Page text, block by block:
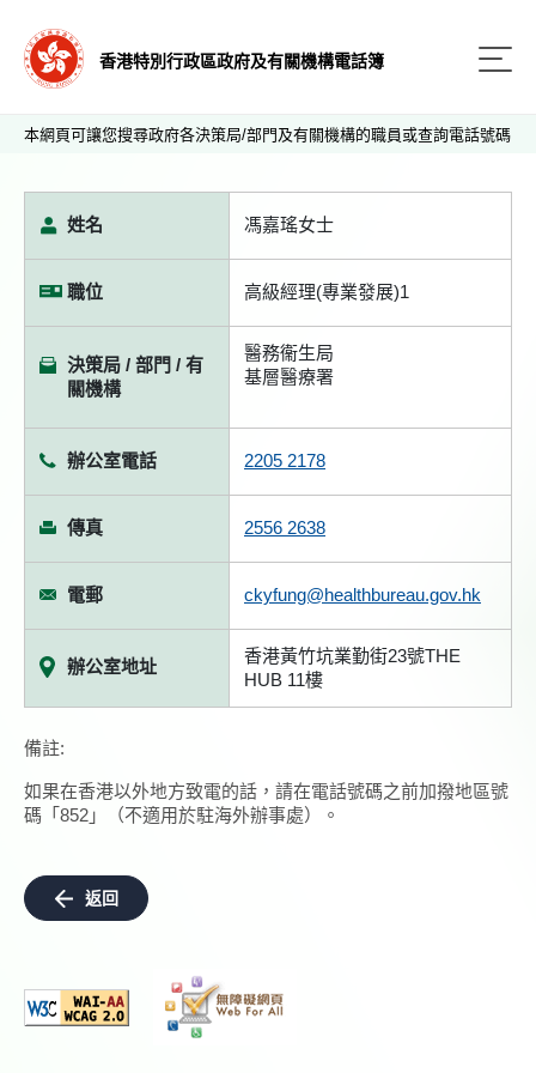
香港特別行政區政府及有關機構電話簿
本網頁可讓您搜尋政府各決策局/部門及有關機構的職員或查詢電話號碼
姓名 馮嘉瑤女士
職位 高級經理(專業發展)1
決策局 / 部門 / 有
關機構
醫務衞生局
基層醫療署
辦公室電話 2205 2178
傳真 2556 2638
電郵 ckyfung@healthbureau.gov.hk
辦公室地址
香港黃竹坑業勤街23號THE
HUB 11樓
備註:
如果在香港以外地方致電的話，請在電話號碼之前加撥地區號
碼「852」（不適用於駐海外辦事處）。
返回